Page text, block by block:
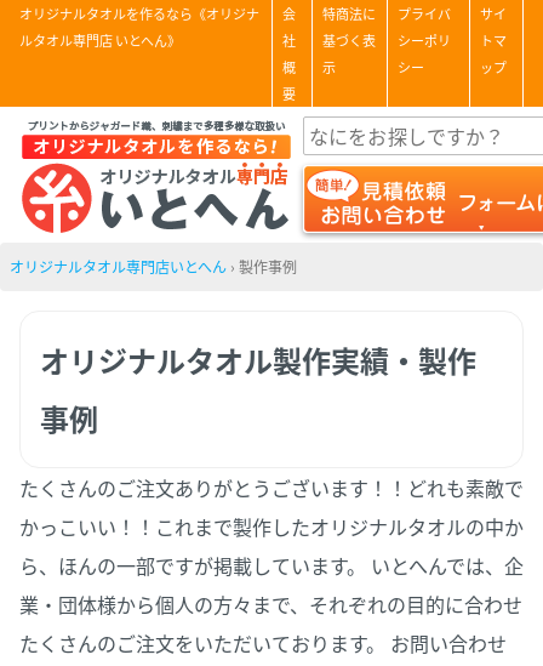
オリジナルタオルを作るなら《オリジナ
ルタオル専門店 いとへん》
会
社
概
要
特商法に
基づく表
示
プライバ
シーポリ
シー
サイ
トマ
ップ
オリジナルタオル専門店いとへん › 製作事例
オリジナルタオル製作実績・製作
事例
たくさんのご注文ありがとうございます！！どれも素敵で
かっこいい！！これまで製作したオリジナルタオルの中か
ら、ほんの一部ですが掲載しています。 いとへんでは、企
業・団体様から個人の方々まで、それぞれの目的に合わせ
たくさんのご注文をいただいております。 お問い合わせ